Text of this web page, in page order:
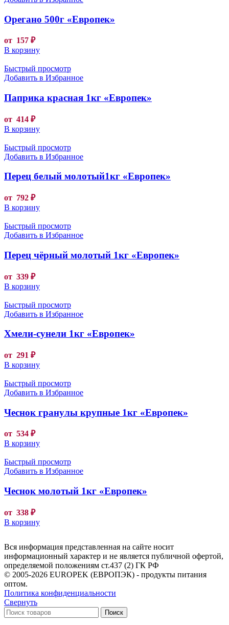
Орегано 500г «Европек»
от 157 ₽
В корзину
Быстрый просмотр
Добавить в Избранное
Паприка красная 1кг «Европек»
от 414 ₽
В корзину
Быстрый просмотр
Добавить в Избранное
Перец белый молотый1кг «Европек»
от 792 ₽
В корзину
Быстрый просмотр
Добавить в Избранное
Перец чёрный молотый 1кг «Европек»
от 339 ₽
В корзину
Быстрый просмотр
Добавить в Избранное
Хмели-сунели 1кг «Европек»
от 291 ₽
В корзину
Быстрый просмотр
Добавить в Избранное
Чеснок гранулы крупные 1кг «Европек»
от 534 ₽
В корзину
Быстрый просмотр
Добавить в Избранное
Чеснок молотый 1кг «Европек»
от 338 ₽
В корзину
Вся информация представленная на сайте носит
информационный характер и не является публичной офертой,
определяемой положениям ст.437 (2) ГК РФ
© 2005-2026 EUROPEK (ЕВРОПЭК) - продукты питания
оптом.
Политика конфиденциальности
Свернуть
Поиск